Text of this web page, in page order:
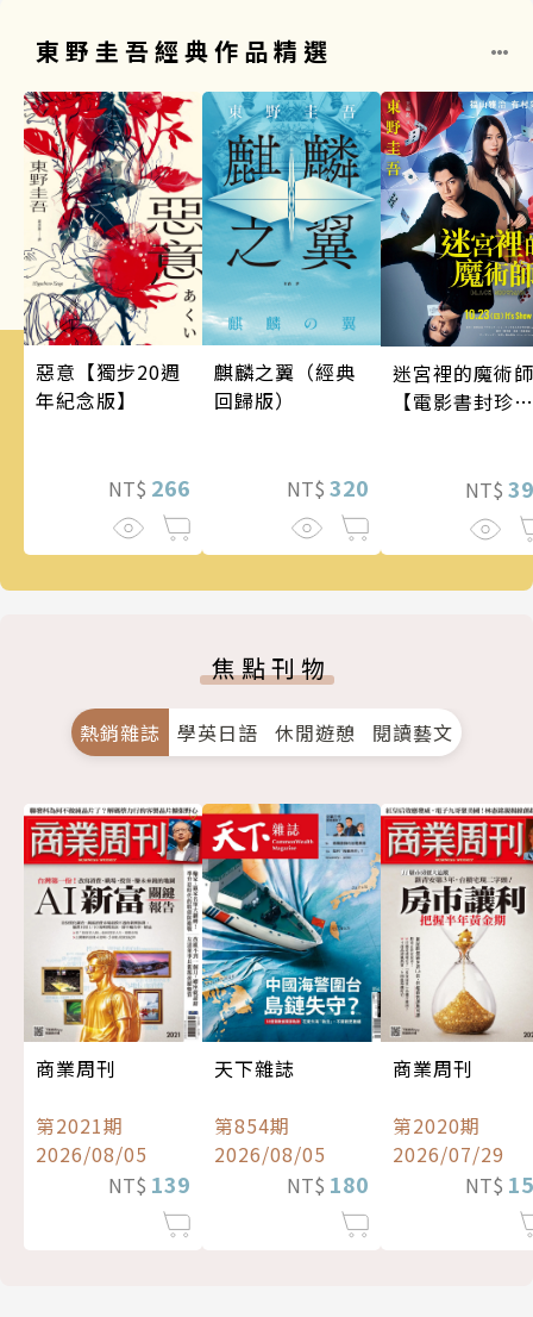
東野圭吾經典作品精選
惡意【獨步20週
年紀念版】
NT$ 266
麒麟之翼（經典
回歸版）
NT$ 320
迷宮裡的魔術師
【電影書封珍藏
NT$
焦點刊物
熱銷雜誌 學英日語 休閒遊憩 閱讀藝文
商業周刊
第2021期
2026/08/05
NT$ 139
天下雜誌
第854期
2026/08/05
NT$ 180
商業周刊
第2020期
2026/07/29
NT$